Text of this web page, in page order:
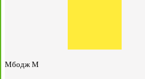
Мбодж М